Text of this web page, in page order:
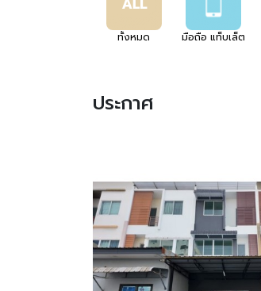
ทั้งหมด มือถือ แท็บเล็ต
ประกาศ